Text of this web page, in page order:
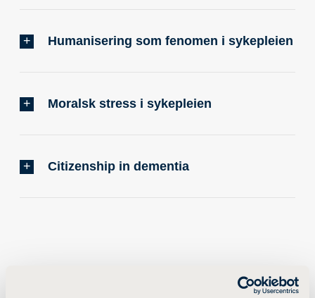
Humanisering som fenomen i sykepleien
Moralsk stress i sykepleien
Citizenship in dementia